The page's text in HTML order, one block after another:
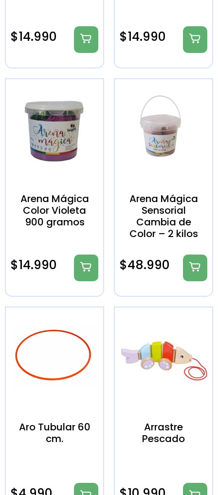
$14.990 $14.990
Arena Mágica
Color Violeta
900 gramos
$14.990
Arena Mágica
Sensorial
Cambia de
Color – 2 kilos
$48.990
Aro Tubular 60
cm.
Arrastre
Pescado